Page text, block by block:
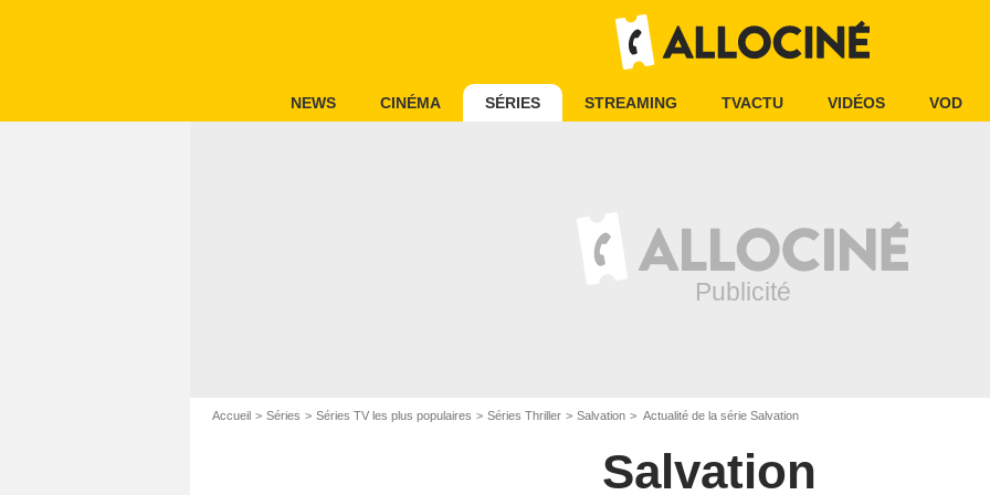
NEWS CINÉMA SÉRIES STREAMING TVACTU VIDÉOS VOD
Accueil Séries Séries TV les plus populaires Séries Thriller Salvation Actualité de la série Salvation
Salvation